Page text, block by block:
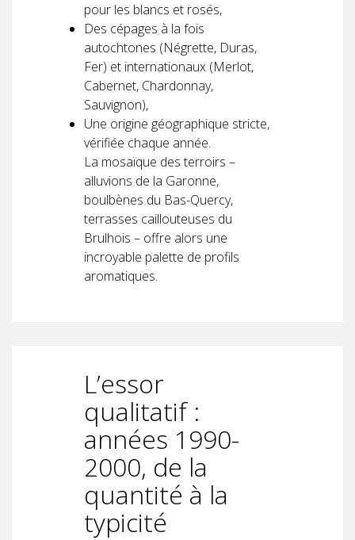
pour les blancs et rosés,
Des cépages à la fois
autochtones (Négrette, Duras,
Fer) et internationaux (Merlot,
Cabernet, Chardonnay,
Sauvignon),
Une origine géographique stricte,
vérifiée chaque année.
La mosaïque des terroirs –
alluvions de la Garonne,
boulbènes du Bas-Quercy,
terrasses caillouteuses du
Brulhois – offre alors une
incroyable palette de profils
aromatiques.
L’essor
qualitatif :
années 1990-
2000, de la
quantité à la
typicité